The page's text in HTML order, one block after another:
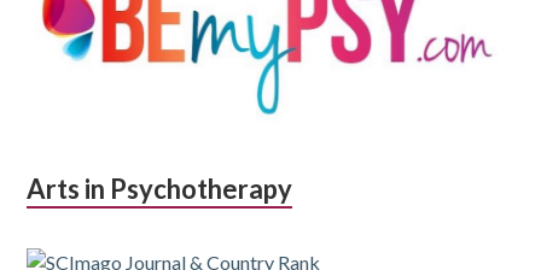
Arts in Psychotherapy